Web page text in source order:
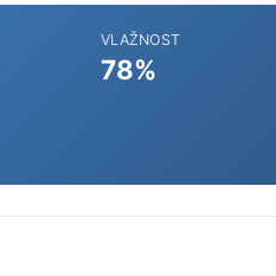
VLAŽNOST
78%